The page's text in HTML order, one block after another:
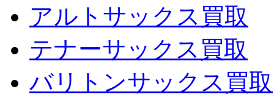
アルトサックス買取
テナーサックス買取
バリトンサックス買取